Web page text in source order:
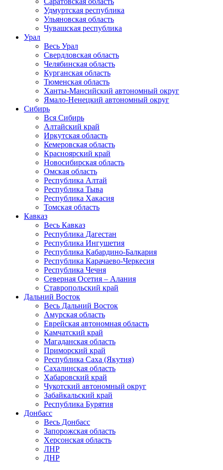
Удмуртская республика
Ульяновская область
Чувашская республика
Урал
Весь Урал
Свердловская область
Челябинская область
Курганская область
Тюменская область
Ханты-Мансийский автономный округ
Ямало-Ненецкий автономный округ
Сибирь
Вся Сибирь
Алтайский край
Иркутская область
Кемеровская область
Красноярский край
Новосибирская область
Омская область
Республика Алтай
Республика Тыва
Республика Хакасия
Томская область
Кавказ
Весь Кавказ
Республика Дагестан
Республика Ингушетия
Республика Кабардино-Балкария
Республика Карачаево-Черкесия
Республика Чечня
Северная Осетия – Алания
Ставропольский край
Дальний Восток
Весь Дальний Восток
Амурская область
Еврейская автономная область
Камчатский край
Магаданская область
Приморский край
Республика Саха (Якутия)
Сахалинская область
Хабаровский край
Чукотский автономный округ
Забайкальский край
Республика Бурятия
Донбасс
Весь Донбасс
Запорожская область
Херсонская область
ЛНР
ДНР